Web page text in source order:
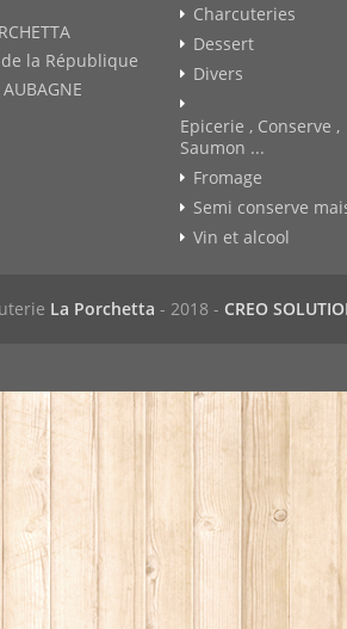
la République
Charcuteries
Dessert
Divers
Epicerie , Conserve ,
Saumon ...
Fromage
Semi conserve
Vin et alcool
La Porchetta - 2018 - CREO